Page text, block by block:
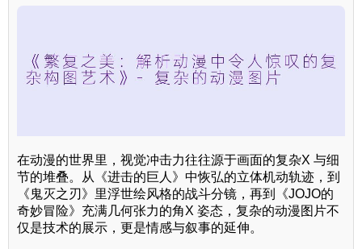
在动漫的世界里，视觉冲击力往往源于画面的复杂X 与细
节的堆叠。从《进击的巨人》中恢弘的立体机动轨迹，到
《鬼灭之刃》里浮世绘风格的战斗分镜，再到《JOJO的
奇妙冒险》充满几何张力的角X 姿态，复杂的动漫图片不
仅是技术的展示，更是情感与叙事的延伸。